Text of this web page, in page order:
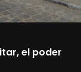
el poder